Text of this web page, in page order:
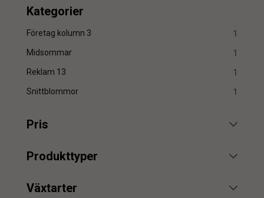
Kategorier
Företag kolumn 3 1
Midsommar 1
Reklam 13 1
Snittblommor 1
Pris
min.
Produkttyper
Växtarter